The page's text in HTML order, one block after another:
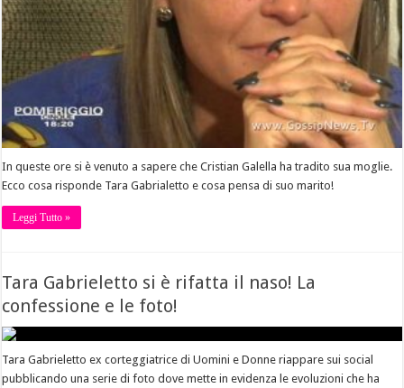
In queste ore si è venuto a sapere che Cristian Galella ha tradito sua moglie.
Ecco cosa risponde Tara Gabrialetto e cosa pensa di suo marito!
Leggi Tutto »
Tara Gabrieletto si è rifatta il naso! La
confessione e le foto!
Tara Gabrieletto ex corteggiatrice di Uomini e Donne riappare sui social
pubblicando una serie di foto dove mette in evidenza le evoluzioni che ha